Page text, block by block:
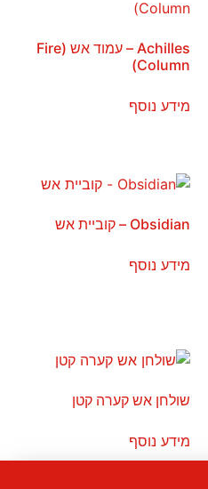
Achilles – עמוד אש (Fire
Column)
מידע נוסף
Obsidian – קוביית אש
מידע נוסף
שולחן אש קערה קטן
מידע נוסף